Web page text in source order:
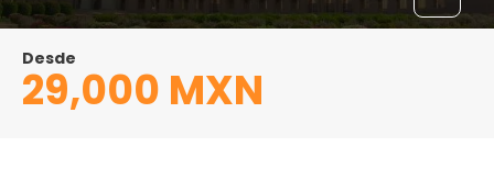
Desde
29,000 MXN